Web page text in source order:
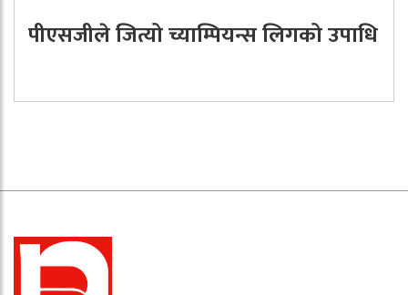
पीएसजीले जित्यो च्याम्पियन्स लिगको उपाधि